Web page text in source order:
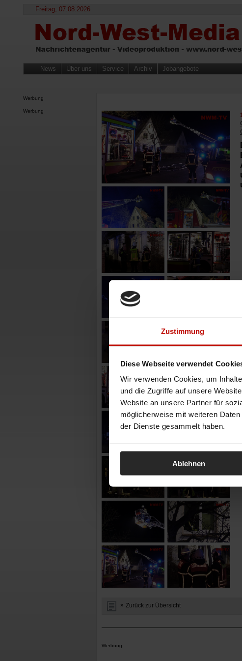
Zustimmung
Diese Webseite verwendet
Wir verwenden Cookies, um
und die Zugriffe auf unsere
Website an unsere Partner für
möglicherweise mit weiteren
der Dienste gesammelt haben.
Ablehnen
Freitag, 07.08.2026
News Über uns Service Archiv Jobangebote
Werbung
Werbung
Zurück zur Übersicht
Werbung